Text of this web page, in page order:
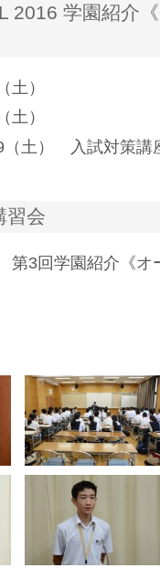
2016 学園紹介
）
）
土） 入試対策講
習会
3回学園紹介《オ